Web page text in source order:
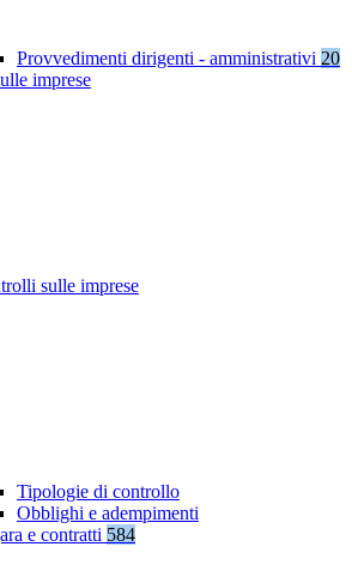
Provvedimenti dirigenti - amministrativi 20
imprese
sulle imprese
Tipologie di controllo
Obblighi e adempimenti
e contratti 584